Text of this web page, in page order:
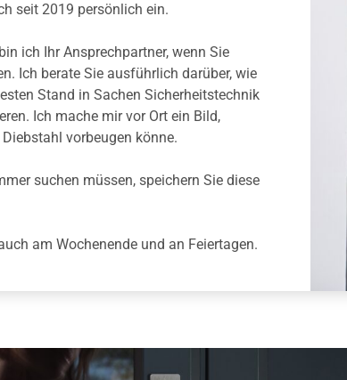
seit 2019 persönlich ein.
ich IhrAnsprechpartner, wenn Sie
Ich berate Sie ausführlich darüber, wie
Stand in Sachen Sicherheitstechnik
Ich mache mir vor Ort ein Bild,
vorbeugen könne.
suchen müssen, speichern Sie diese
am Wochenende und an Feiertagen.